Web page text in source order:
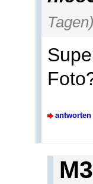
Tagen)
antworten